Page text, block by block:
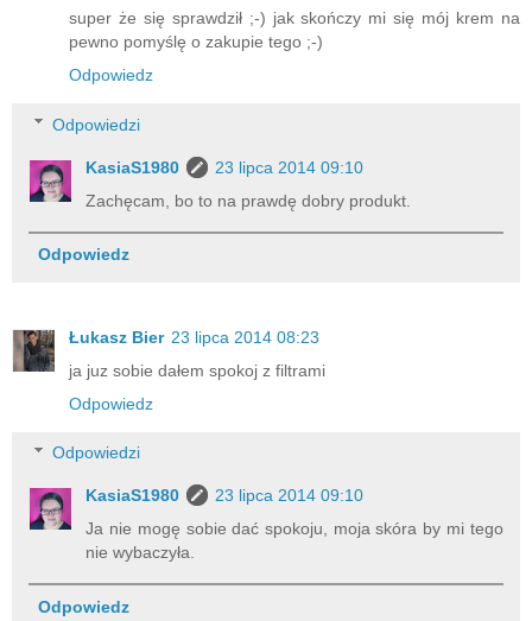
super że się sprawdził ;-) jak skończy mi się mój krem na
pewno pomyślę o zakupie tego ;-)
Odpowiedz
Odpowiedzi
KasiaS1980
23 lipca 2014 09:10
Zachęcam, bo to na prawdę dobry produkt.
Odpowiedz
Łukasz Bier 23 lipca 2014 08:23
ja juz sobie dałem spokoj z filtrami
Odpowiedz
Odpowiedzi
KasiaS1980
23 lipca 2014 09:10
Ja nie mogę sobie dać spokoju, moja skóra by mi tego
nie wybaczyła.
Odpowiedz